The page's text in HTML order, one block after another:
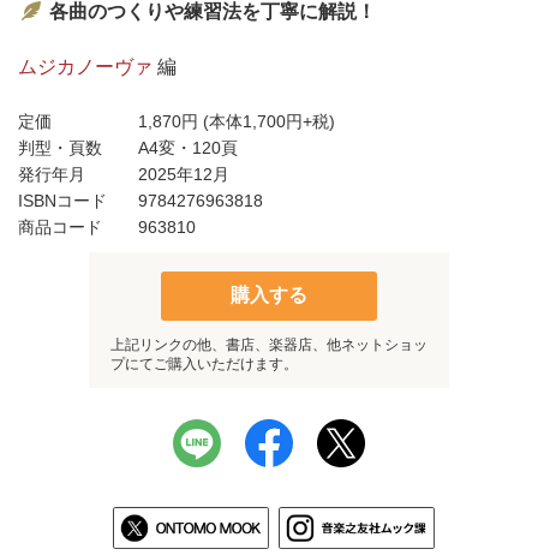
各曲のつくりや練習法を丁寧に解説！
ムジカノーヴァ 編
定価 1,870円 (本体1,700円+税)
判型・頁数
A4変・120頁
発行年月
2025年12月
ISBNコード
9784276963818
商品コード
963810
購入する
上記リンクの他、書店、楽器店、他ネットショッ
プにてご購入いただけます。